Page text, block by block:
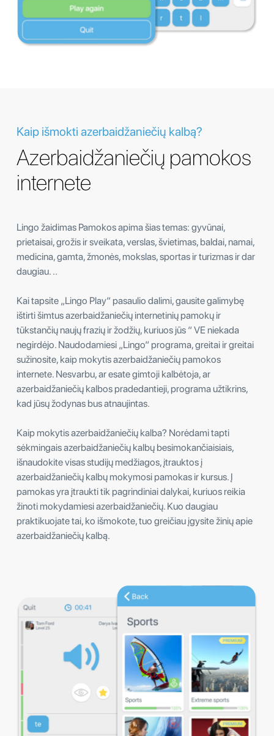
Kaip išmokti azerbaidžaniečių kalbą?
Azerbaidžaniečių pamokos
internete
Lingo žaidimas Pamokos apima šias temas: gyvūnai,
prietaisai, grožis ir sveikata, verslas, švietimas, baldai, namai,
medicina, gamta, žmonės, mokslas, sportas ir turizmas ir dar
daugiau. ..
Kai tapsite „Lingo Play“ pasaulio dalimi, gausite galimybę
ištirti šimtus azerbaidžaniečių internetinių pamokų ir
tūkstančių naujų frazių ir žodžių, kuriuos jūs “ VE niekada
negirdėjo. Naudodamiesi „Lingo“ programa, greitai ir greitai
sužinosite, kaip mokytis azerbaidžaniečių pamokos
internete. Nesvarbu, ar esate gimtoji kalbėtoja, ar
azerbaidžaniečių kalbos pradedantieji, programa užtikrins,
kad jūsų žodynas bus atnaujintas.
Kaip mokytis azerbaidžaniečių kalba? Norėdami tapti
sėkmingais azerbaidžaniečių kalbų besimokančiaisiais,
išnaudokite visas studijų medžiagos, įtrauktos į
azerbaidžaniečių kalbų mokymosi pamokas ir kursus. Į
pamokas yra įtraukti tik pagrindiniai dalykai, kuriuos reikia
žinoti mokydamiesi azerbaidžaniečių. Kuo daugiau
praktikuojate tai, ko išmokote, tuo greičiau įgysite žinių apie
azerbaidžaniečių kalbą.